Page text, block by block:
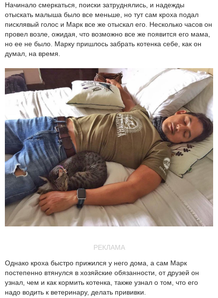
Начинало смеркаться, поиски затруднялись, и надежды
отыскать малыша было все меньше, но тут сам кроха подал
писклявый голос и Марк все же отыскал его. Несколько часов он
провел возле, ожидая, что возможно все же появится его мама,
но ее не было. Марку пришлось забрать котенка себе, как он
думал, на время.
РЕКЛАМА
Однако кроха быстро прижился у него дома, а сам Марк
постепенно втянулся в хозяйские обязанности, от друзей он
узнал, чем и как кормить котенка, также узнал о том, что его
надо водить к ветеринару, делать прививки.